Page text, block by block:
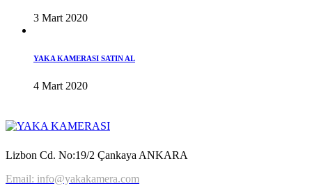
3 Mart 2020
YAKA KAMERASI SATIN AL
4 Mart 2020
Lizbon Cd. No:19/2 Çankaya ANKARA
Email: info@yakakamera.com